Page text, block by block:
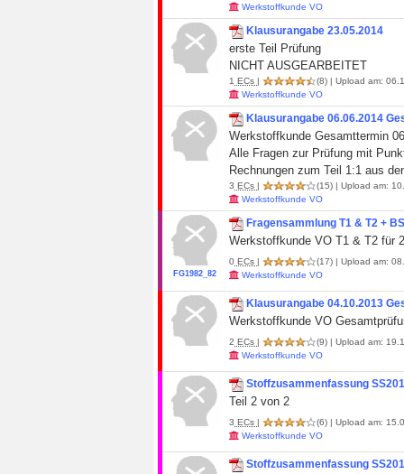
Werkstoffkunde VO
Klausurangabe 23.05.2014
erste Teil Prüfung
NICHT AUSGEARBEITET
1 ECs | (8) | Upload am:
Werkstoffkunde VO
Klausurangabe 06.06.2014
Werkstoffkunde Gesamttermin
Alle Fragen zur Prüfung mit
Rechnungen zum Teil 1:1 aus
3 ECs | (15) | Upload am:
Werkstoffkunde VO
FG1982_82
Fragensammlung T1 & T2 +
Werkstoffkunde VO T1 & T2 für
0 ECs | (17) | Upload am:
Werkstoffkunde VO
Klausurangabe 04.10.2013
Werkstoffkunde VO
2 ECs | (9) | Upload am:
Werkstoffkunde VO
Stoffzusammenfassung
Teil 2 von 2
3 ECs | (6) | Upload am:
Werkstoffkunde VO
Stoffzusammenfassung